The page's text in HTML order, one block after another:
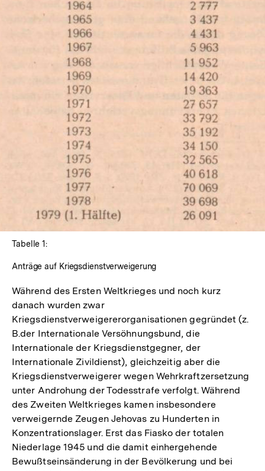
Tabelle 1:
Anträge auf Kriegsdienstverweigerung
Während des Ersten Weltkrieges und noch kurz
danach wurden zwar
Kriegsdienstverweigererorganisationen gegründet (z.
B.der Internationale Versöhnungsbund, die
Internationale der Kriegsdienstgegner, der
Internationale Zivildienst), gleichzeitig aber die
Kriegsdienstverweigerer wegen Wehrkraftzersetzung
unter Androhung der Todesstrafe verfolgt. Während
des Zweiten Weltkrieges kamen insbesondere
verweigernde Zeugen Jehovas zu Hunderten in
Konzentrationslager. Erst das Fiasko der totalen
Niederlage 1945 und die damit einhergehende
Bewußtseinsänderung in der Bevölkerung und bei